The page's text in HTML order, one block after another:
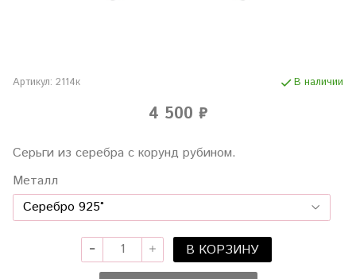
Артикул: 2114к В наличии
4 500 ₽
Серьги из серебра с корунд рубином.
Металл
В КОРЗИНУ